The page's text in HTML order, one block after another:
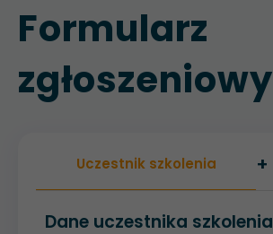
Formularz
zgłoszeniowy
Uczestnik szkolenia +
Dane uczestnika szkolenia